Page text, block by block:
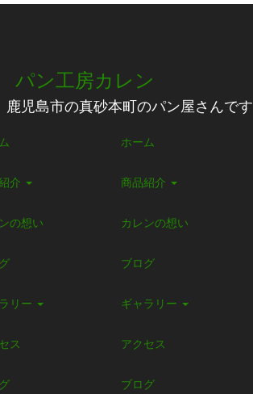
パン工房カレン
児島市の真砂本町のパン屋さんです
介
の想い
リー
ス
ホーム
商品紹介
カレンの想い
ブログ
ギャラリー
アクセス
ブログ